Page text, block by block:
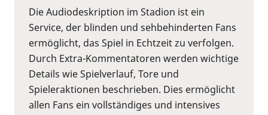
Die Audiodeskription im Stadion ist ein
Service, der blinden und sehbehinderten Fans
ermöglicht, das Spiel in Echtzeit zu verfolgen.
Durch Extra-Kommentatoren werden wichtige
Details wie Spielverlauf, Tore und
Spieleraktionen beschrieben. Dies ermöglicht
allen Fans ein vollständiges und intensives